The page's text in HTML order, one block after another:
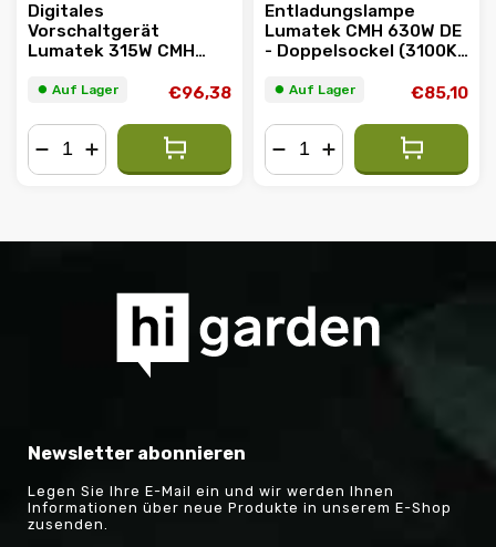
Digitales
Vorschaltgerät
Lumatek 315W CMH
⏺︎ Auf Lager €96,38
Entladungslampe
Lumatek CMH 630W DE
- Doppelsockel (3100K
⏺︎ Auf Lager €85,10
Newsletter abonnieren
Legen Sie Ihre E-Mail ein und wir werden Ihnen
Informationen über neue Produkte in unserem E-Shop
zusenden.